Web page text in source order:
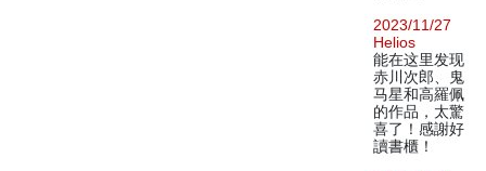
2023/11/27
Helios
能在这里发现
赤川次郎、鬼
马星和高羅佩
的作品，太驚
喜了！感謝好
讀書櫃！